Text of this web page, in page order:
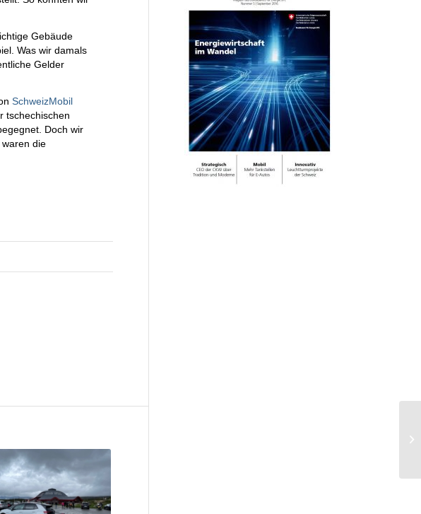
Gebäude
Was wir damals
Gelder
SchweizMobil
tschechischen
Doch wir
die